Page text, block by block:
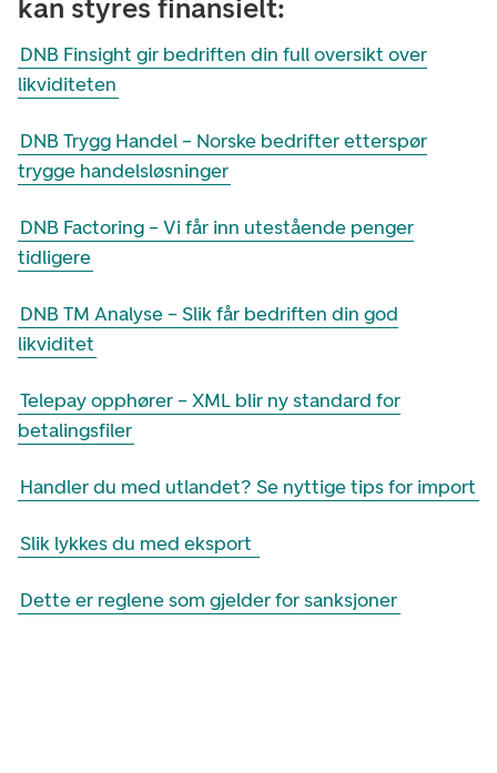
kan styres finansielt:
DNB Finsight gir bedriften din full oversikt over
likviditeten
DNB Trygg Handel – Norske bedrifter etterspør
trygge handelsløsninger
DNB Factoring – Vi får inn utestående penger
tidligere
DNB TM Analyse – Slik får bedriften din god
likviditet
Telepay opphører – XML blir ny standard for
betalingsfiler
Handler du med utlandet? Se nyttige tips for import
Slik lykkes du med eksport
Dette er reglene som gjelder for sanksjoner